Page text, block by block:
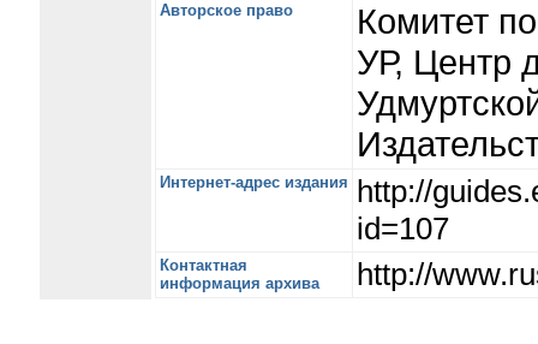
Авторское право
Комитет
УР, Центр
Интернет-адрес издания http://
id=107
Контактная
информация архива
http://